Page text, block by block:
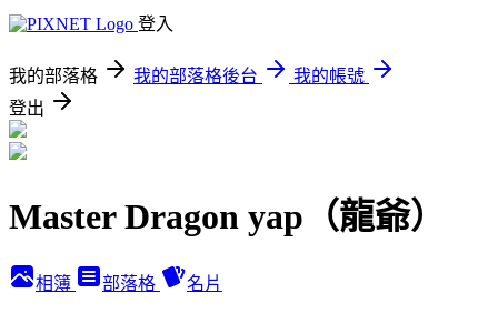
登入
我的部落格 我的部落格後台
我的帳號
登出
Master Dragon yap（龍爺）
相簿 部落格 名片